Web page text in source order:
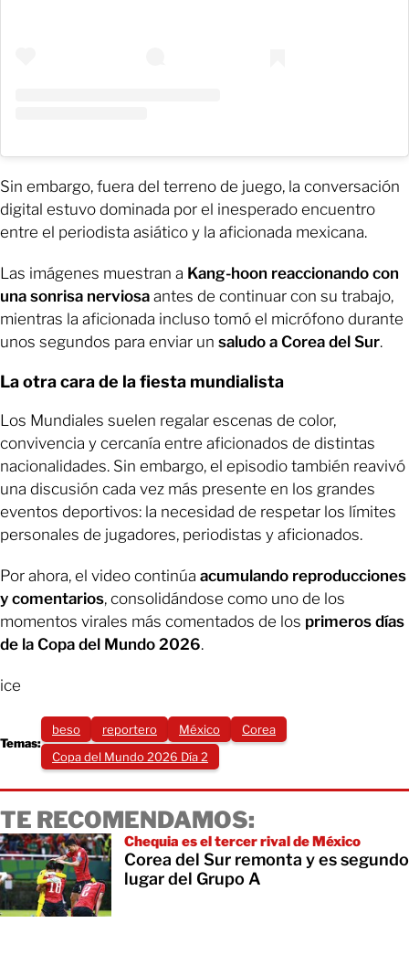
Sin embargo, fuera del terreno de juego, la conversación
digital estuvo dominada por el inesperado encuentro
entre el periodista asiático y la aficionada mexicana.
Las imágenes muestran a Kang-hoon reaccionando con
una sonrisa nerviosa antes de continuar con su trabajo,
mientras la aficionada incluso tomó el micrófono durante
unos segundos para enviar un saludo a Corea del Sur.
La otra cara de la fiesta mundialista
Los Mundiales suelen regalar escenas de color,
convivencia y cercanía entre aficionados de distintas
nacionalidades. Sin embargo, el episodio también reavivó
una discusión cada vez más presente en los grandes
eventos deportivos: la necesidad de respetar los límites
personales de jugadores, periodistas y aficionados.
Por ahora, el video continúa acumulando reproducciones
y comentarios, consolidándose como uno de los
momentos virales más comentados de los primeros días
de la Copa del Mundo 2026.
ice
Temas:
beso reportero México
Corea
Copa del Mundo 2026 Día 2
TE RECOMENDAMOS:
Chequia es el tercer rival de México
Corea del Sur remonta y es segundo
lugar del Grupo A